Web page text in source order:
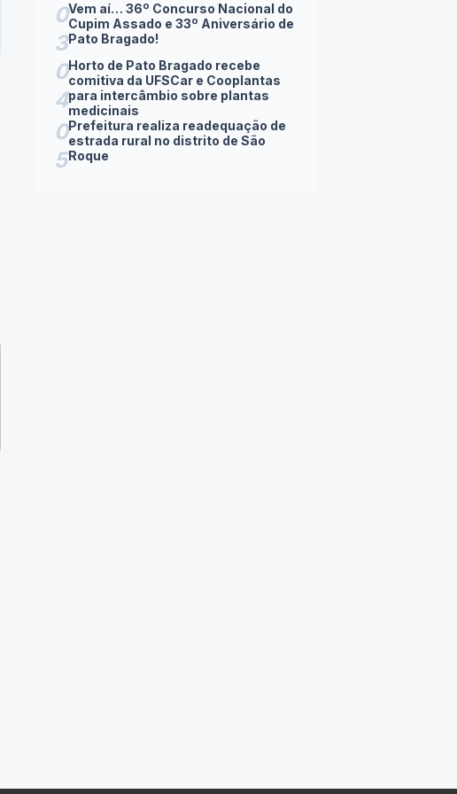
0
3
Vem aí… 36º Concurso Nacional do
Cupim Assado e 33º Aniversário de
Pato Bragado!
0
4
Horto de Pato Bragado recebe
comitiva da UFSCar e Cooplantas
para intercâmbio sobre plantas
medicinais
0
5
Prefeitura realiza readequação de
estrada rural no distrito de São
Roque